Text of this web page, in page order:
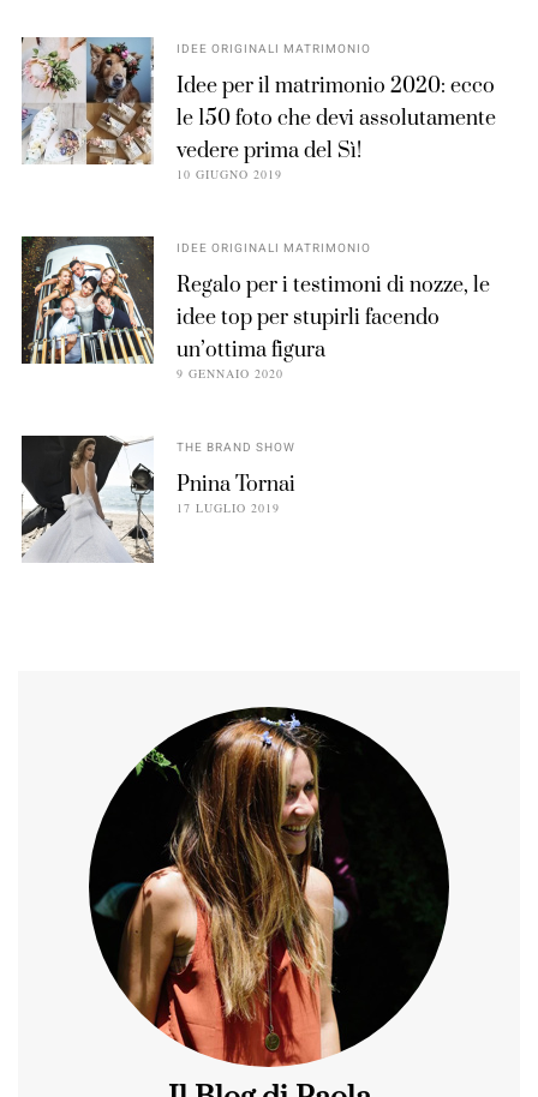
IDEE ORIGINALI MATRIMONIO
Idee per il matrimonio 2020: ecco
le 150 foto che devi assolutamente
vedere prima del Sì!
10 GIUGNO 2019
IDEE ORIGINALI MATRIMONIO
Regalo per i testimoni di nozze, le
idee top per stupirli facendo
un’ottima figura
9 GENNAIO 2020
THE BRAND SHOW
Pnina Tornai
17 LUGLIO 2019